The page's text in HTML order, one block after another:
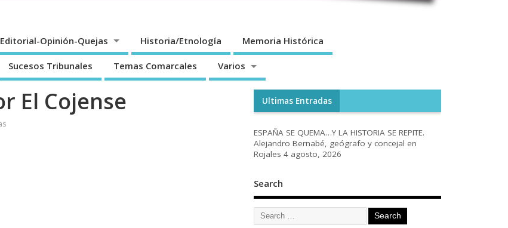
Editorial-Opinión-Quejas Historia/Etnología Memoria Histórica
Sucesos Tribunales Temas Comarcales Varios
El Cojense Ultimas Entradas
ESPAÑA SE QUEMA…Y LA HISTORIA SE REPITE.
Alejandro Bernabé, geógrafo y concejal en
Rojales 4 agosto, 2026
Search